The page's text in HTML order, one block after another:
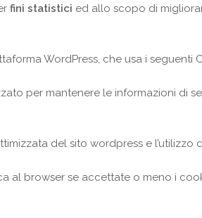
fini statistici ed allo scopo di
WordPress, che usa i seguenti
per mantenere le informazioni di
del sito wordpress e l’utilizzo
al browser se accettate o meno i